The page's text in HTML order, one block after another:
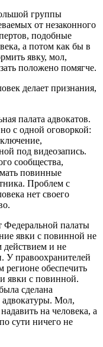
группы
от незаконного
подобные
а потом как бы в
явку, мол,
положено помягче.
делает признания,
палата адвокатов.
с одной оговоркой:
под видеозапись.
сообщества,
повинные
Проблем с
нет своего
Федеральной палаты
явки с повинной не
действием и не
У правоохранителей
регионе обеспечить
явки с повинной.
сделана
адвокатуры. Мол,
на человека, а
сути ничего не